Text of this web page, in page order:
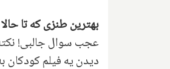
بهترین طنزی که تا
عجب سوال جالبی!